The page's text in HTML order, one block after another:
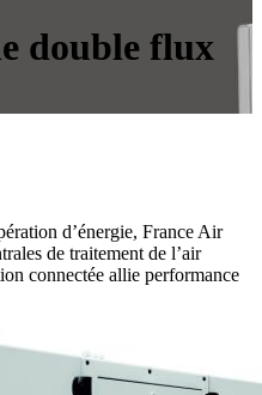
double flux
d’énergie, France Air
de traitement de l’air
connectée allie performance